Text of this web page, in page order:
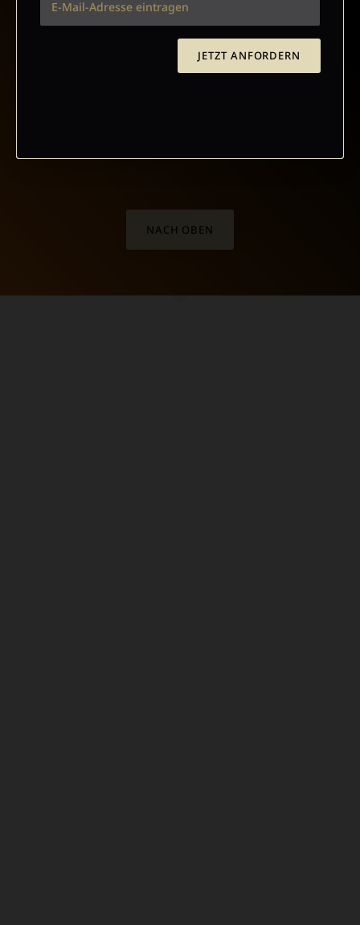
ABO ONLINE KÜNDIGEN
NACH OBEN
JETZT ANFORDERN